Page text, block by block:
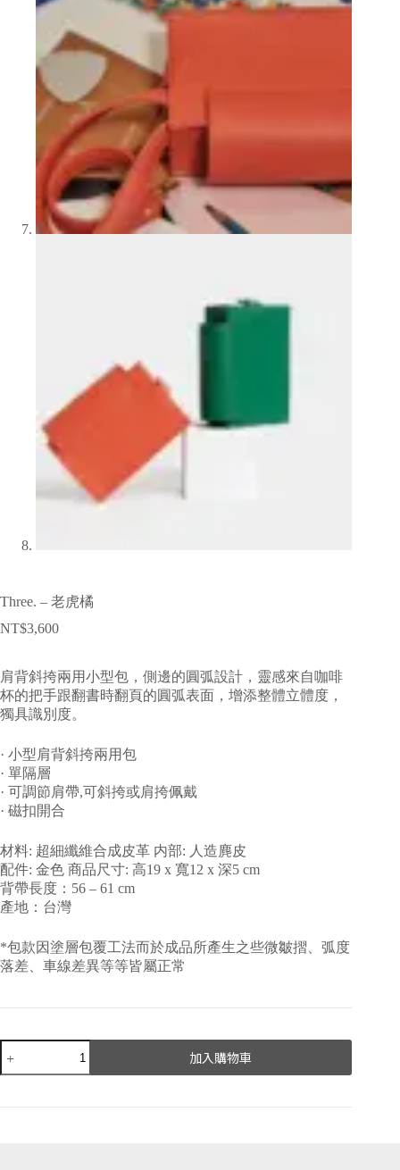
Three. – 老虎橘
NT$3,600
肩背斜挎兩用小型包，側邊的圓弧設計，靈感來自咖啡
杯的把手跟翻書時翻頁的圓弧表面，增添整體立體度，
獨具識別度。
· 小型肩背斜挎兩用包
· 單隔層
· 可調節肩帶,可斜挎或肩挎佩戴
· 磁扣開合
材料: 超細纖維合成皮革 内部: 人造麂皮
配件: 金色 商品尺寸: 高19 x 寬12 x 深5 cm
背帶長度：56 – 61 cm
產地：台灣
*包款因塗層包覆工法而於成品所產生之些微皺摺、弧度
落差、車線差異等等皆屬正常
加入購物車